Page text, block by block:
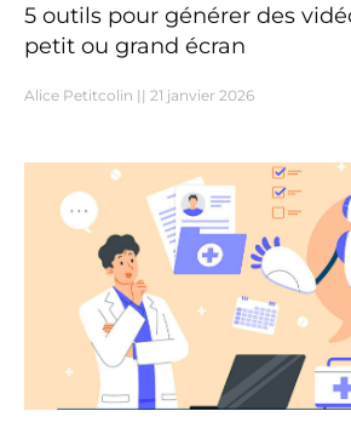
5 outils pour générer des
petit ou grand écran
Alice Petitcolin 21 janvier 2026